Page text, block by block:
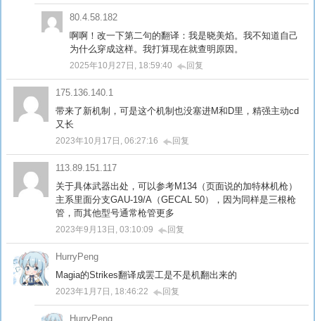
80.4.58.182
啊啊！改一下第二句的翻译：我是晓美焰。我不知道自己
为什么穿成这样。我打算现在就查明原因。
2025年10月27日, 18:59:40 回复
175.136.140.1
带来了新机制，可是这个机制也没塞进M和D里，精强主动cd
又长
2023年10月17日, 06:27:16 回复
113.89.151.117
关于具体武器出处，可以参考M134（页面说的加特林机枪）
主系里面分支GAU-19/A（GECAL 50），因为同样是三根枪
管，而其他型号通常枪管更多
2023年9月13日, 03:10:09 回复
HurryPeng
Magia的Strikes翻译成罢工是不是机翻出来的
2023年1月7日, 18:46:22 回复
HurryPeng